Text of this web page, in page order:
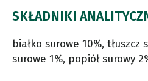
SKŁADNIKI
białko surowe 10%, tłuszcz
surowe 1%, popiół surowy